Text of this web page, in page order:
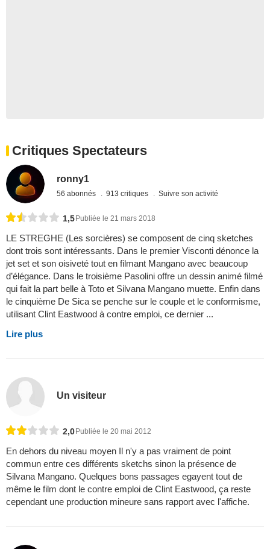
Critiques Spectateurs
ronny1
56 abonnés 913 critiques Suivre son activité
1,5 Publiée le 21 mars 2018
LE STREGHE (Les sorcières) se composent de cinq sketches
dont trois sont intéressants. Dans le premier Visconti dénonce la
jet set et son oisiveté tout en filmant Mangano avec beaucoup
d’élégance. Dans le troisième Pasolini offre un dessin animé filmé
qui fait la part belle à Toto et Silvana Mangano muette. Enfin dans
le cinquième De Sica se penche sur le couple et le conformisme,
utilisant Clint Eastwood à contre emploi, ce dernier ...
Lire plus
Un visiteur
2,0Publiée le 20 mai 2012
En dehors du niveau moyen Il n'y a pas vraiment de point
commun entre ces différents sketchs sinon la présence de
Silvana Mangano. Quelques bons passages egayent tout de
même le film dont le contre emploi de Clint Eastwood, ça reste
cependant une production mineure sans rapport avec l'affiche.